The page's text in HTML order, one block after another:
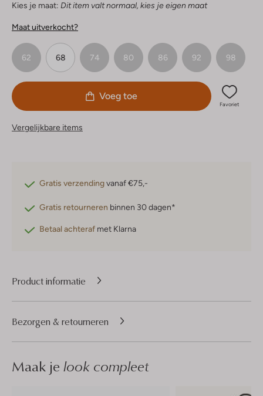
Kies je maat: Dit item valt normaal, kies je eigen maat
Maat uitverkocht?
62 68 74 80 86 92 98
Voeg toe
Favoriet
Vergelijkbare items
Gratis verzendingvanaf €75,-
Gratis retourneren binnen 30 dagen*
Betaal achteraf met Klarna
Product informatie
Bezorgen & retourneren
Maak je look compleet